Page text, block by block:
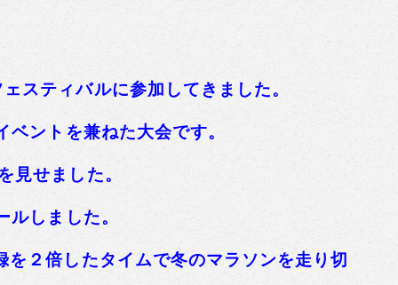
スティバルに参加してきました。
ントを兼ねた大会です。
見せました。
しました。
２倍したタイムで冬のマラソンを走り切